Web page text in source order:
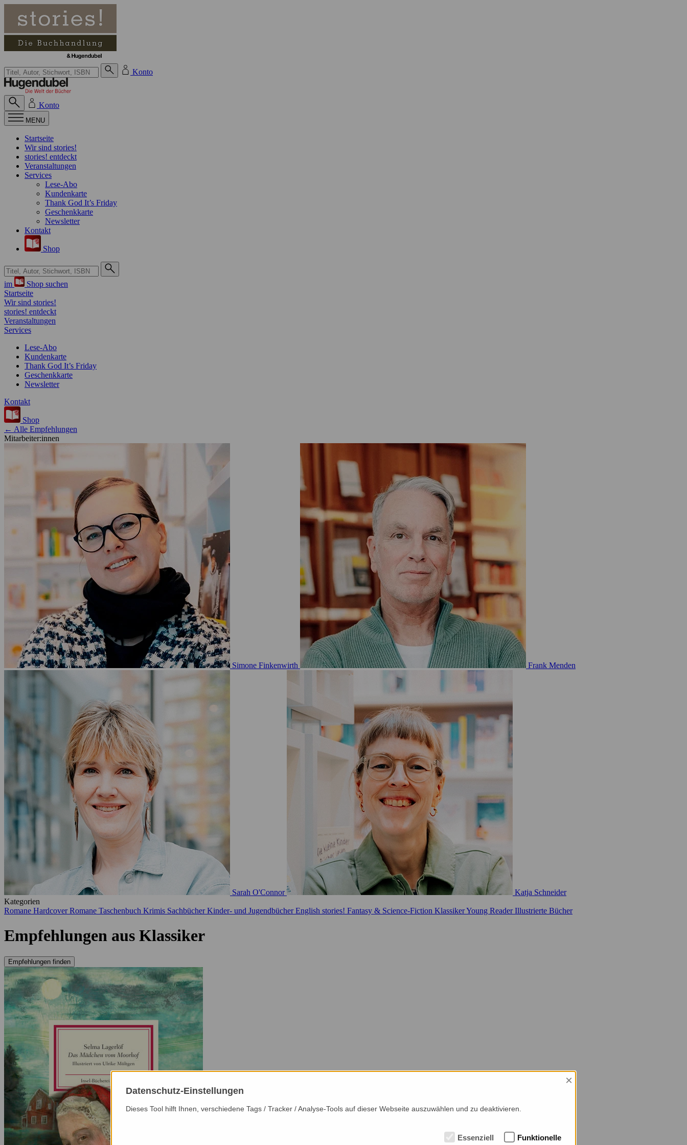
Suche bei Hugendubel
Konto
Konto
MENU
Startseite
Wir sind stories!
stories! entdeckt
Veranstaltungen
Services
Lese-Abo
Kundenkarte
Thank God It’s Friday
Geschenkkarte
Newsletter
Kontakt
Shop
Suche bei Hugendubel
im
Shop suchen
Startseite
Wir sind stories!
stories! entdeckt
Veranstaltungen
Services
Lese-Abo
Kundenkarte
Thank God It’s Friday
Geschenkkarte
Newsletter
Kontakt
Shop
← Alle Empfehlungen
Mitarbeiter:innen
Simone Finkenwirth Frank Menden
Sarah O'Connor
Katja Schneider
Kategorien
Romane HardcoverRomane Taschenbuch Krimis SachbücherKinder- und JugendbücherEnglish stories! Fantasy & Science-Fiction KlassikerYoung ReaderIllustrierte Bücher
Empfehlungen aus Klassiker
Empfehlungen finden
Datenschutz-Einstellungen
×
Dieses Tool hilft Ihnen, verschiedene Tags / Tracker / Analyse-Tools auf dieser Webseite auszuwählen und zu deaktivieren.
Essenziell Funktionelle